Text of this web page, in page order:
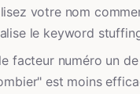
votre nom
le keyword
facteur numéro un
est moins